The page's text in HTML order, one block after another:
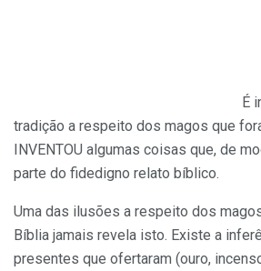
É
tradição a respeito dos magos que
INVENTOU algumas coisas que, de
parte do fidedigno relato bíblico.
Uma das ilusões a respeito dos
Bíblia jamais revela isto. Existe a
presentes que ofertaram (ouro,